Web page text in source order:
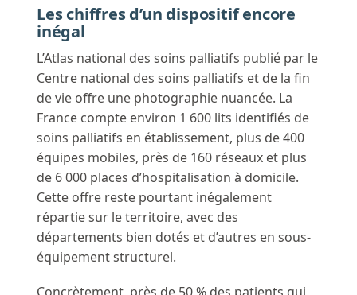
Les chiffres d’un dispositif encore
inégal
L’Atlas national des soins palliatifs publié par le
Centre national des soins palliatifs et de la fin
de vie offre une photographie nuancée. La
France compte environ 1 600 lits identifiés de
soins palliatifs en établissement, plus de 400
équipes mobiles, près de 160 réseaux et plus
de 6 000 places d’hospitalisation à domicile.
Cette offre reste pourtant inégalement
répartie sur le territoire, avec des
départements bien dotés et d’autres en sous-
équipement structurel.